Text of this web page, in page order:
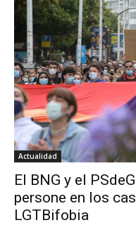
Actualidad
El BNG y el
persone en los
LGTBifobia